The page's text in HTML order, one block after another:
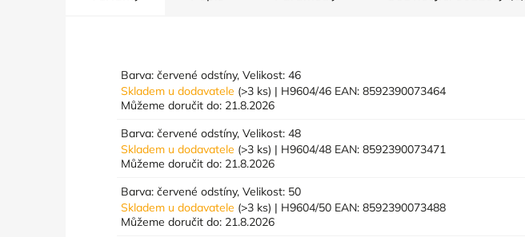
Barva: červené odstíny, Velikost: 46
Skladem u dodavatele (>3 ks) | H9604/46 EAN: 8592390073464
Můžeme doručit do: 21.8.2026
Barva: červené odstíny, Velikost: 48
Skladem u dodavatele (>3 ks) | H9604/48 EAN: 8592390073471
Můžeme doručit do: 21.8.2026
Barva: červené odstíny, Velikost: 50
Skladem u dodavatele (>3 ks) | H9604/50 EAN: 8592390073488
Můžeme doručit do: 21.8.2026